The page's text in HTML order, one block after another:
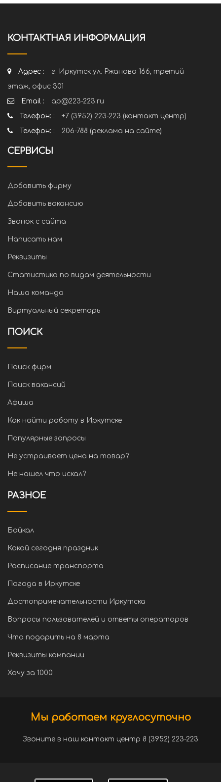
КОНТАКТНАЯ ИНФОРМАЦИЯ
Адрес :
г. Иркутск ул. Ржанова 166, третий
этаж, офис 301
Email :
ap@223-223.ru
Телефон: :
+7 (3952) 223-223 (контакт центр)
Телефон: :
206-788 (реклама на сайте)
СЕРВИСЫ
Добавить фирму
Добавить вакансию
Звонок с сайта
Написать нам
Реквизиты
Статистика по видам деятельности
Наша команда
Виртуальный секретарь
ПОИСК
Поиск фирм
Поиск вакансий
Афиша
Как найти работу в Иркутске
Популярные запросы
Не устраивает цена на товар?
Не нашел что искал?
РАЗНОЕ
Байкал
Какой сегодня праздник
Расписание транспорта
Погода в Иркутске
Достопримечательности Иркутска
Вопросы пользователей и ответы операторов
Что подарить на 8 марта
Реквизиты компании
Хочу за 1000
Мы работаем круглосуточно
Звоните в наш контакт центр 8 (3952) 223-223